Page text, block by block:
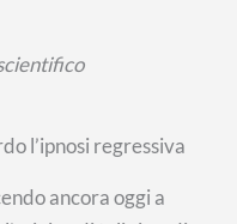
l’ipnosi regressiva
ancora oggi a